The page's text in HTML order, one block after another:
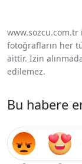
www.sozcu.com.tr
fotoğrafların her
aittir. İzin
edilemez.
Bu habere